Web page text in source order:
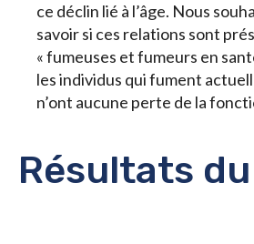
ce déclin lié à l’âge. Nous
savoir si ces relations sont
« fumeuses et fumeurs en
les individus qui fument
n’ont aucune perte de la
Résultats